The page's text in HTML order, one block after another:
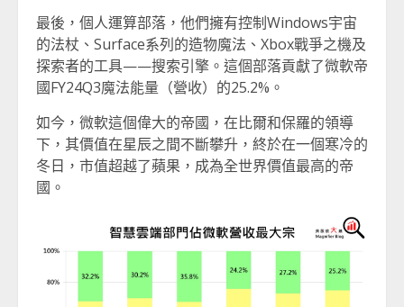
最後，個人運算部落，他們擁有控制Windows宇宙
的法杖、Surface系列的造物魔法、Xbox戰爭之機及
探索者的工具——搜索引擎。這個部落貢獻了微軟帝
國FY24Q3魔法能量（營收）的25.2%。
如今，微軟這個偉大的帝國，在比爾和保羅的領導
下，其價值在星辰之間不斷攀升，終於在一個寒冷的
冬日，市值超越了蘋果，成為全世界價值最高的帝
國。